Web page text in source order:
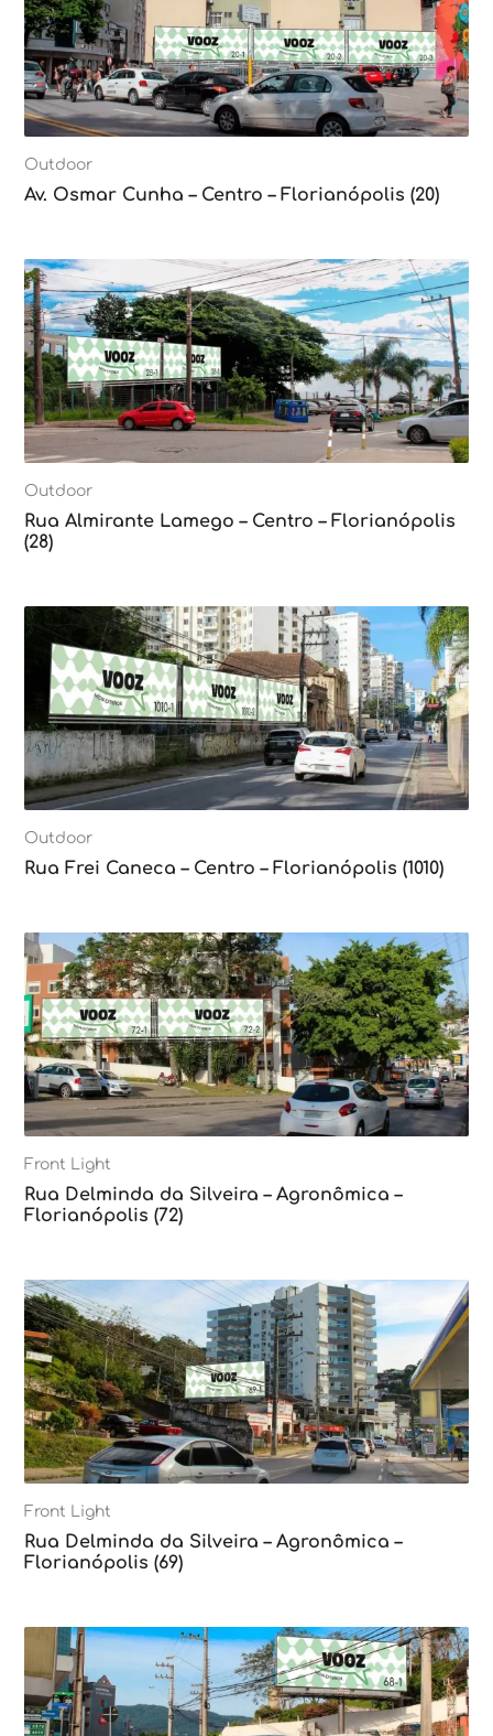
Outdoor
Av. Osmar Cunha – Centro – Florianópolis (20)
Outdoor
Rua Almirante Lamego – Centro – Florianópolis
(28)
Outdoor
Rua Frei Caneca – Centro – Florianópolis (1010)
Front Light
Rua Delminda da Silveira – Agronômica –
Florianópolis (72)
Front Light
Rua Delminda da Silveira – Agronômica –
Florianópolis (69)